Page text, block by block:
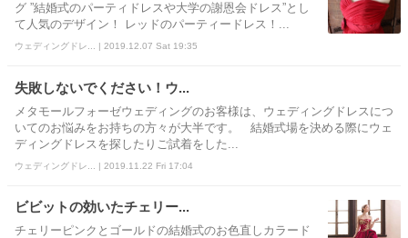
グ ”結婚式のパーティドレスや大学の謝恩会ドレス”とし
て人気のデザイン！ レッドのパーティードレス！...
ウェディングドレ... | 2019.12.07 Sat 19:35
失敗しないでください！ウ...
メタモールフォーゼウェディングのお客様は、ウェディングドレスにつ
いてのお悩みをお持ちの方々が大半です。 結婚式場を決める際にウェ
ディングドレスを探したりご試着をした...
ウェディングドレ... | 2019.11.22 Fri 17:04
ビビットの効いたチェリー...
チェリーピンクとゴールドの結婚式のお色直しカラード